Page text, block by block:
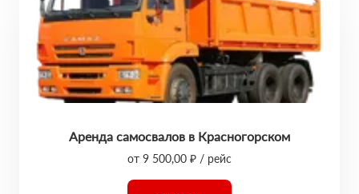
Аренда самосвалов в Красногорском
от 9 500,00 ₽ / рейс